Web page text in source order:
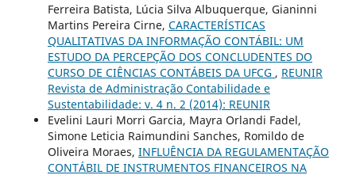
Ferreira Batista, Lúcia Silva Albuquerque, Gianinni
Martins Pereira Cirne, CARACTERÍSTICAS
QUALITATIVAS DA INFORMAÇÃO CONTÁBIL: UM
ESTUDO DA PERCEPÇÃO DOS CONCLUDENTES DO
CURSO DE CIÊNCIAS CONTÁBEIS DA UFCG , REUNIR
Revista de Administração Contabilidade e
Sustentabilidade: v. 4 n. 2 (2014): REUNIR
Evelini Lauri Morri Garcia, Mayra Orlandi Fadel,
Simone Leticia Raimundini Sanches, Romildo de
Oliveira Moraes, INFLUÊNCIA DA REGULAMENTAÇÃO
CONTÁBIL DE INSTRUMENTOS FINANCEIROS NA